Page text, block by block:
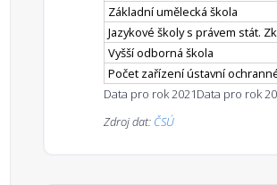
Základní umělecká škola
Jazykové školy s právem stát.
Vyšší odborná škola
Počet zařízení ústavní
Data pro rok 2021Data pro rok
Zdroj dat: ČSÚ